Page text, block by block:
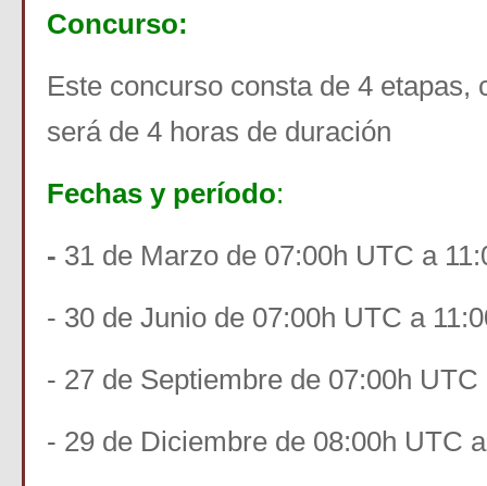
Concurso:
Este concurso consta de 4 etapas,
será de 4 horas de duración
Fechas y período:
- 31 de Marzo de 07:00h UTC a
- 30 de Junio de 07:00h UTC a
- 27 de Septiembre de 07:00h UTC
- 29 de Diciembre de 08:00h UTC